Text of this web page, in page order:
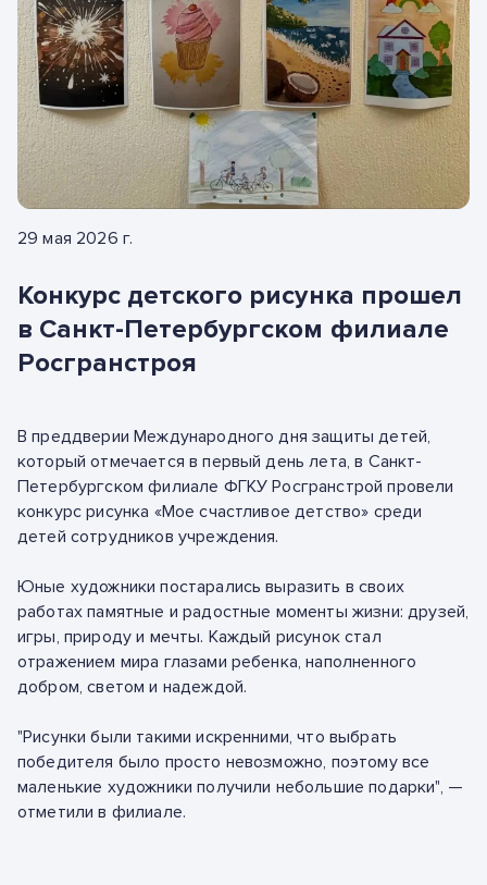
29 мая 2026 г.
Конкурс детского рисунка прошел
в Санкт-Петербургском филиале
Росгранстроя
В преддверии Международного дня защиты детей,
который отмечается в первый день лета, в Санкт-
Петербургском филиале ФГКУ Росгранстрой провели
конкурс рисунка «Мое счастливое детство» среди
детей сотрудников учреждения.
Юные художники постарались выразить в своих
работах памятные и радостные моменты жизни: друзей,
игры, природу и мечты. Каждый рисунок стал
отражением мира глазами ребенка, наполненного
добром, светом и надеждой.
"Рисунки были такими искренними, что выбрать
победителя было просто невозможно, поэтому все
маленькие художники получили небольшие подарки", —
отметили в филиале.